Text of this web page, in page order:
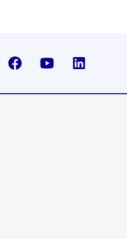
Twitter-x facebook youtube